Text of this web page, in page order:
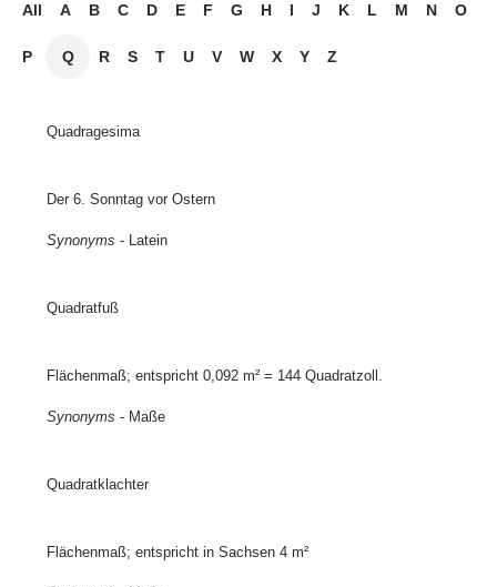
All A B C D E F G H I J K L M N O
P Q R S T U V W X Y Z
Quadragesima
Der 6. Sonntag vor Ostern
Synonyms - Latein
Quadratfuß
Flächenmaß; entspricht 0,092 m² = 144 Quadratzoll.
Synonyms - Maße
Quadratklachter
Flächenmaß; entspricht in Sachsen 4 m²